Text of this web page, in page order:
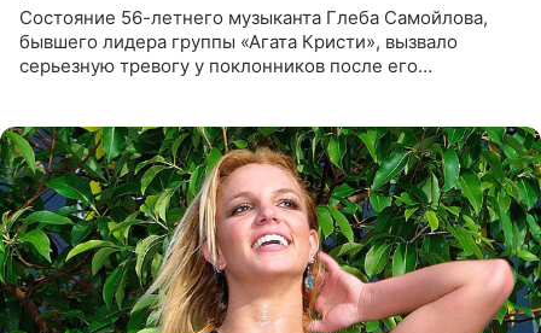
Состояние 56-летнего музыканта Глеба Самойлова,
бывшего лидера группы «Агата Кристи», вызвало
серьезную тревогу у поклонников после его